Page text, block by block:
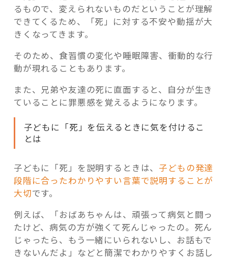
るもので、変えられないものだということが理解
できてくるため、「死」に対する不安や動揺が大
きくなってきます。
そのため、食習慣の変化や睡眠障害、衝動的な行
動が現れることもあります。
また、兄弟や友達の死に直面すると、自分が生き
ていることに罪悪感を覚えるようになります。
子どもに「死」を伝えるときに気を付けるこ
とは
子どもに「死」を説明するときは、子どもの発達
段階に合ったわかりやすい言葉で説明することが
大切です。
例えば、「おばあちゃんは、頑張って病気と闘っ
たけど、病気の方が強くて死んじゃったの。死ん
じゃったら、もう一緒にいられないし、お話もで
きないんだよ」などと簡潔でわかりやすくお話し